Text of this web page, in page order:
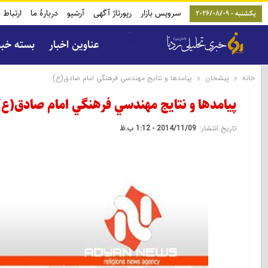
یکشنبه - 2026/08/09 سرویس بازار رپورتاژ آگهی آرشیو دربارۀ ما
عناوین اخبار بسته
خانه پیشخان پيامدها و نتايج مهندسي فرهنگي امام صادق(ع)
پيامدها و نتايج مهندسي فرهنگي امام
تاریخ انتشار: 2014/11/09 - 1:12 ب.ظ